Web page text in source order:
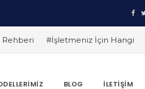
Rehberi
#İşletmeniz İçin Hangi
#TRT HABER Güvenlik
BLOG İLETIŞIM